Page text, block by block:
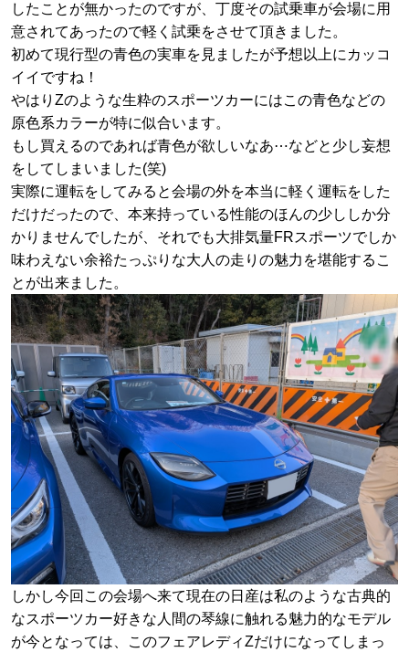
したことが無かったのですが、丁度その試乗車が会場に用
意されてあったので軽く試乗をさせて頂きました。
初めて現行型の青色の実車を見ましたが予想以上にカッコ
イイですね！
やはりZのような生粋のスポーツカーにはこの青色などの
原色系カラーが特に似合います。
もし買えるのであれば青色が欲しいなあ⋯などと少し妄想
をしてしまいました(笑)
実際に運転をしてみると会場の外を本当に軽く運転をした
だけだったので、本来持っている性能のほんの少ししか分
かりませんでしたが、それでも大排気量FRスポーツでしか
味わえない余裕たっぷりな大人の走りの魅力を堪能するこ
とが出来ました。
しかし今回この会場へ来て現在の日産は私のような古典的
なスポーツカー好きな人間の琴線に触れる魅力的なモデル
が今となっては、このフェアレディZだけになってしまっ